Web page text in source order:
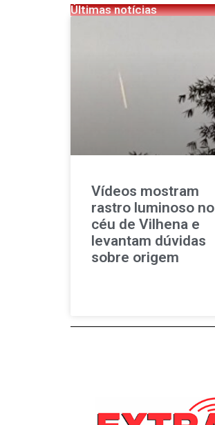
Últimas notícias
Vídeos mostram
rastro luminoso no
céu de Vilhena e
levantam dúvidas
sobre origem